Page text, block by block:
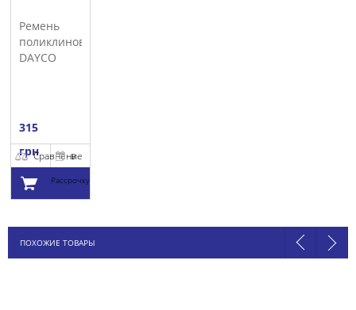
Ремень
поликлиновой
DAYCO
315
грнСравнение
В
Рассрочку
корзину
ПОХОЖИЕ ТОВАРЫ